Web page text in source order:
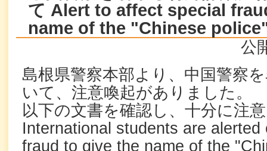
て Alert to affect special
name of the "Chinese
公
島根県警察本部より、中国警察
いて、注意喚起がありました。
以下の文書を確認し、十分に注
International students are
fraud to give the name of the